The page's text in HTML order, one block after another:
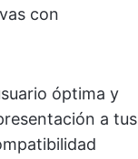
con
óptima y
a tus